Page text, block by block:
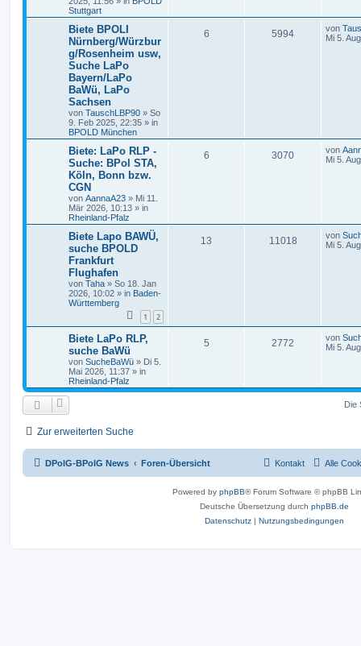
Stuttgart
Biete BPOLI
Nürnberg/Würzbur
g/Rosenheim usw,
Suche LaPo
Bayern/LaPo
BaWü, LaPo
Sachsen
von TauschLBP90 » So
9. Feb 2025, 22:35 » in
BPOLD München
6 5994 von
Mi 5.
Biete: LaPo RLP -
Suche: BPol STA,
Köln, Bonn bzw.
CGN
von AannaA23 » Mi 11.
Mär 2026, 10:13 » in
Rheinland-Pfalz
6 3070 von
Mi 5.
Biete Lapo BAWÜ,
suche BPOLD
Frankfurt
Flughafen
von Taha » So 18. Jan
2026, 10:02 » in Baden-
Württemberg
1 2
13 11018 von
Mi 5.
Biete LaPo RLP,
suche BaWü
von SucheBaWü » Di 5.
Mai 2026, 11:37 » in
Rheinland-Pfalz
5 2772 von
Mi 5.
Die
Zur erweiterten Suche
DPolG-BPolG News Foren-Übersicht Alle
Kontakt
Powered by phpBB® Forum Software © phpBB
Deutsche Übersetzung durch phpBB.de
Datenschutz | Nutzungsbedingungen